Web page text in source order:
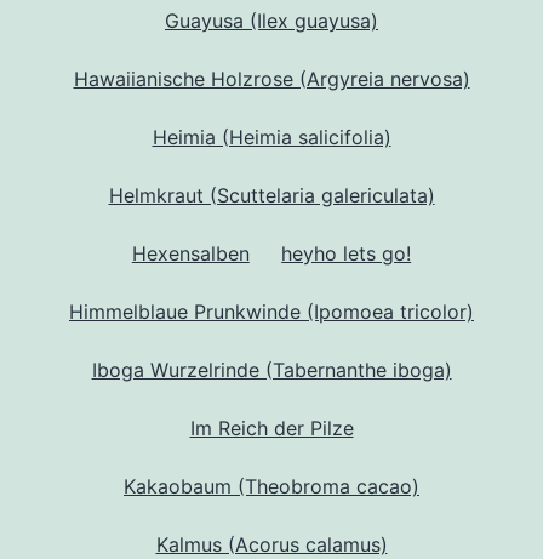
Guayusa (Ilex guayusa)
Hawaiianische Holzrose (Argyreia nervosa)
Heimia (Heimia salicifolia)
Helmkraut (Scuttelaria galericulata)
Hexensalben heyho lets go!
Himmelblaue Prunkwinde (Ipomoea tricolor)
Iboga Wurzelrinde (Tabernanthe iboga)
Im Reich der Pilze
Kakaobaum (Theobroma cacao)
Kalmus (Acorus calamus)